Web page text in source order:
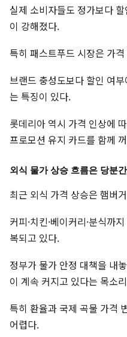
실제 소비자들도 정가보다
이 강해졌다.
특히 패스트푸드 시장은 가
브랜드 충성도보다 할인 여
는 특징이 있다.
롯데리아 역시 가격 인상에
프로모션 유지 카드를 함께
외식 물가 상승 흐름은 당분
최근 외식 가격 상승은 햄버
커피·치킨·베이커리·분식까
복되고 있다.
정부가 물가 안정 대책을 내
이 계속 커지고 있다는 목소
특히 환율과 국제 곡물 가격
어렵다.